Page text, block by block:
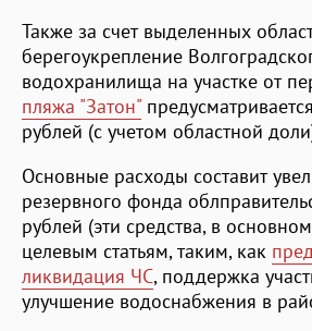
Также за счет выделенных
берегоукрепление
водохранилища на участке от
пляжа "Затон"
рублей (с учетом областной
Основные расходы составит
резервного фонда
рублей (эти средства, в
целевым статьям, таким, как
ликвидация ЧС, поддержка
улучшение водоснабжения в